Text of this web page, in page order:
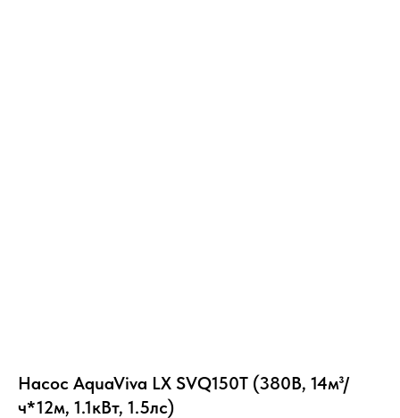
Насос AquaViva LX SVQ150T (380В, 14м³/
ч*12м, 1.1кВт, 1.5лс)